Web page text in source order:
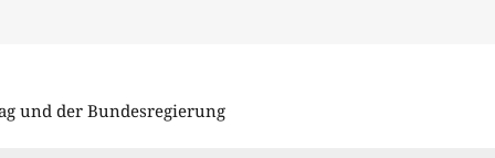
und der Bundesregierung